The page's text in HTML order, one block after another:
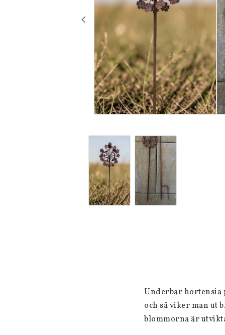
Underbar hortensia
och så viker man ut
blommorna är